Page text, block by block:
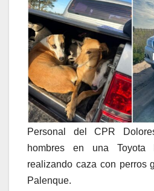
Personal del CPR
hombres en una Toyota
realizando caza con perros
Palenque.